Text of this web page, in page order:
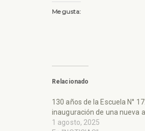
Me gusta:
Relacionado
130 años de la Escuela N°
inauguración de una nueva
1 agosto, 2025